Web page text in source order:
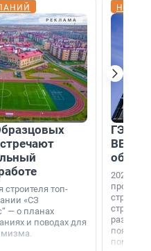
топ-
«СЗ
— о планах
и поводах для
ГЭС,
ВВП: в
об
2026-й —
раз. В